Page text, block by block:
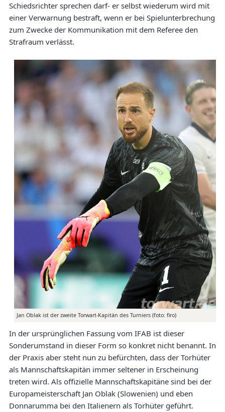
Schiedsrichter sprechen darf- er selbst wiederum wird mit
einer Verwarnung bestraft, wenn er bei Spielunterbrechung
zum Zwecke der Kommunikation mit dem Referee den
Strafraum verlässt.
Jan Oblak ist der zweite Torwart-Kapitän des Turniers (foto: firo)
In der ursprünglichen Fassung vom IFAB ist dieser
Sonderumstand in dieser Form so konkret nicht benannt. In
der Praxis aber steht nun zu befürchten, dass der Torhüter
als Mannschaftskapitän immer seltener in Erscheinung
treten wird. Als offizielle Mannschaftskapitäne sind bei der
Europameisterschaft Jan Oblak (Slowenien) und eben
Donnarumma bei den Italienern als Torhüter geführt.